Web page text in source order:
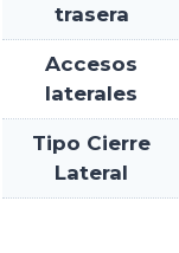
trasera
Accesos
laterales
Tipo Cierre
Lateral